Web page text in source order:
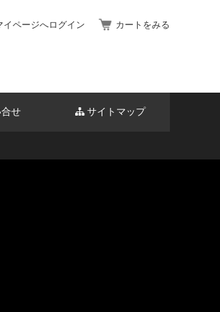
イページへログイン カートをみる
せ サイトマップ